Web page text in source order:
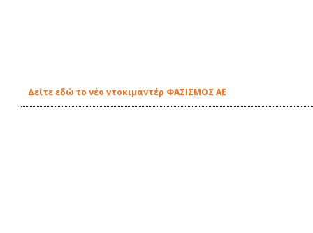
Δείτε εδώ το νέο ντοκιμαντέρ ΦΑΣΙΣΜΟΣ ΑΕ